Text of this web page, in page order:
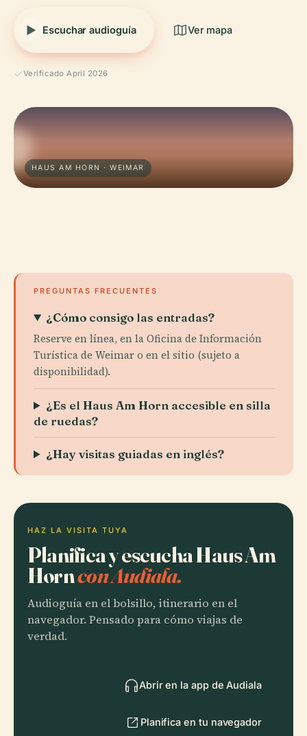
Escuchar audioguía Ver mapa
Verificado April 2026
HAUS AM HORN · WEIMAR
PREGUNTAS FRECUENTES
¿Cómo consigo las entradas?
Reserve en línea, en la Oficina de Información
Turística de Weimar o en el sitio (sujeto a
disponibilidad).
¿Es el Haus Am Horn accesible en silla
de ruedas?
¿Hay visitas guiadas en inglés?
HAZ LA VISITA TUYA
Planifica y escucha Haus Am
Horncon Audiala.
Audioguía en el bolsillo, itinerario en el
navegador. Pensado para cómo viajas de
verdad.
Abrir en la app de Audiala
Planifica en tu navegador